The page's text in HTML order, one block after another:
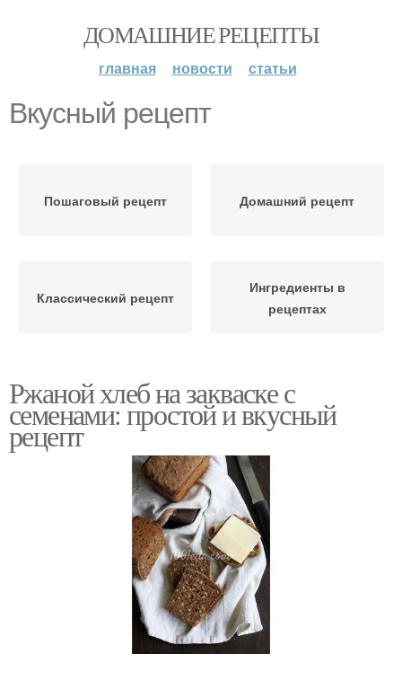
ДОМАШНИЕ РЕЦЕПТЫ
главная новости статьи
Вкусный рецепт
Пошаговый рецепт Домашний рецепт
Классический рецепт
Ингредиенты в
рецептах
Ржаной хлеб на закваске с
семенами: простой и вкусный
рецепт